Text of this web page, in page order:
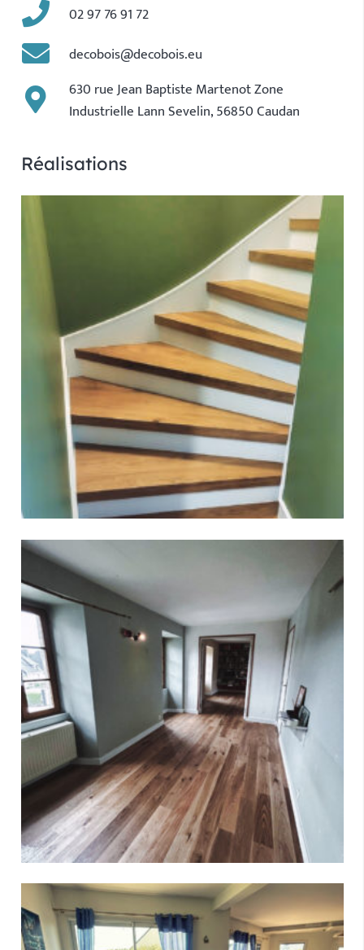
02 97 76 91 72
decobois@decobois.eu
630 rue Jean Baptiste Martenot Zone
Industrielle Lann Sevelin, 56850 Caudan
Réalisations